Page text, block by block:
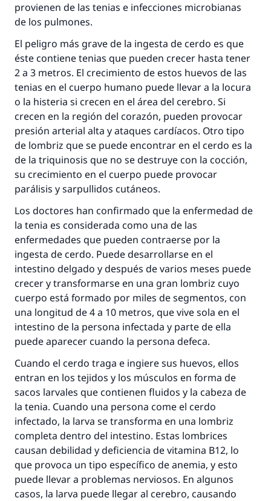
provienen de las tenias e infecciones microbianas
de los pulmones.
El peligro más grave de la ingesta de cerdo es que
éste contiene tenias que pueden crecer hasta tener
2 a 3 metros. El crecimiento de estos huevos de las
tenias en el cuerpo humano puede llevar a la locura
o la histeria si crecen en el área del cerebro. Si
crecen en la región del corazón, pueden provocar
presión arterial alta y ataques cardíacos. Otro tipo
de lombriz que se puede encontrar en el cerdo es la
de la triquinosis que no se destruye con la cocción,
su crecimiento en el cuerpo puede provocar
parálisis y sarpullidos cutáneos.
Los doctores han confirmado que la enfermedad de
la tenia es considerada como una de las
enfermedades que pueden contraerse por la
ingesta de cerdo. Puede desarrollarse en el
intestino delgado y después de varios meses puede
crecer y transformarse en una gran lombriz cuyo
cuerpo está formado por miles de segmentos, con
una longitud de 4 a 10 metros, que vive sola en el
intestino de la persona infectada y parte de ella
puede aparecer cuando la persona defeca.
Cuando el cerdo traga e ingiere sus huevos, ellos
entran en los tejidos y los músculos en forma de
sacos larvales que contienen fluidos y la cabeza de
la tenia. Cuando una persona come el cerdo
infectado, la larva se transforma en una lombriz
completa dentro del intestino. Estas lombrices
causan debilidad y deficiencia de vitamina B12, lo
que provoca un tipo específico de anemia, y esto
puede llevar a problemas nerviosos. En algunos
casos, la larva puede llegar al cerebro, causando